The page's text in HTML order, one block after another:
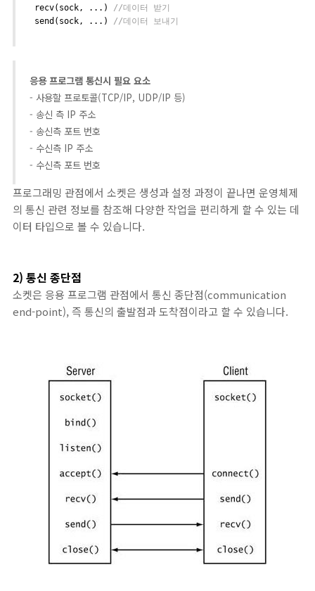
recv(sock, ...) //데이터 받기
send(sock, ...) //데이터 보내기
응용 프로그램 통신시 필요 요소
- 사용할 프로토콜(TCP/IP, UDP/IP 등)
- 송신 측 IP 주소
- 송신측 포트 번호
- 수신측 IP 주소
- 수신측 포트 번호
프로그래밍 관점에서 소켓은 생성과 설정 과정이 끝나면 운영체제
의 통신 관련 정보를 참조해 다양한 작업을 편리하게 할 수 있는 데
이터 타입으로 볼 수 있습니다.
2) 통신 종단점
소켓은 응용 프로그램 관점에서 통신 종단점(communication
end-point), 즉 통신의 출발점과 도착점이라고 할 수 있습니다.